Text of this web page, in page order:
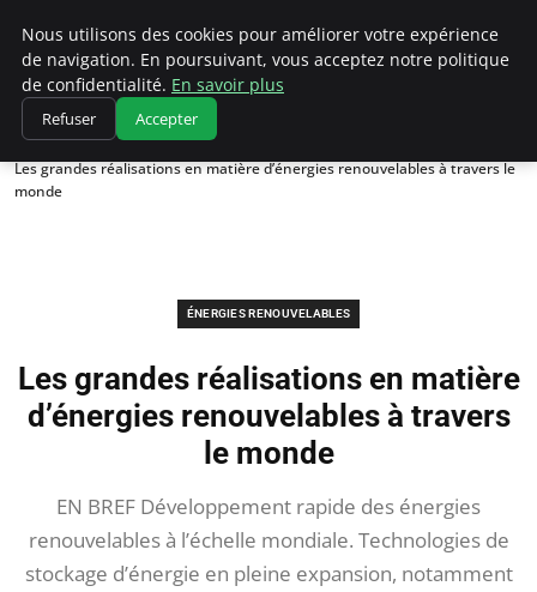
Climatedebtagents
Accueil
Énergies Renouvelables
Les grandes réalisations en matière d’énergies renouvelables à travers le
monde
ÉNERGIES RENOUVELABLES
Les grandes réalisations en matière
d’énergies renouvelables à travers
le monde
EN BREF Développement rapide des énergies
renouvelables à l’échelle mondiale. Technologies de
stockage d’énergie en pleine expansion, notamment
Nous utilisons des cookies pour améliorer votre expérience
de navigation. En poursuivant, vous acceptez notre politique
de confidentialité. En savoir plus
Refuser Accepter